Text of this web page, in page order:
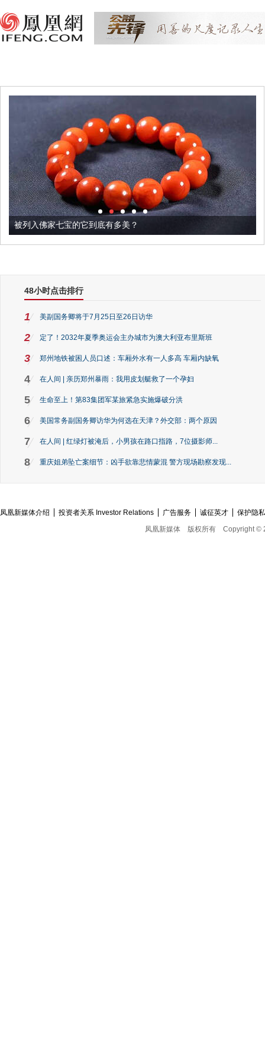
被列入佛家七宝的它到底有多美？
48小时点击排行
1 美副国务卿将于7月25日至26日访华
2 定了！2032年夏季奥运会主办城市为澳大利亚布里斯班
3 郑州地铁被困人员口述：车厢外水有一人多高 车厢内缺氧
4 在人间 | 亲历郑州暴雨：我用皮划艇救了一个孕妇
5 生命至上！第83集团军某旅紧急实施爆破分洪
6 美国常务副国务卿访华为何选在天津？外交部：两个原因
7 在人间 | 红绿灯被淹后，小男孩在路口指路，7位摄影师...
8 重庆姐弟坠亡案细节：凶手欲靠悲情蒙混 警方现场勘察发现...
凤凰新媒体介绍 投资者关系 Investor Relations 广告服务 诚征英才
保护隐
凤凰新媒体
版权所有 Copyright ©